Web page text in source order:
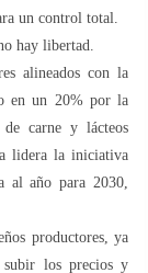
un control total.
hay libertad.
alineados con la
en un 20% por la
carne y lácteos
lidera la iniciativa
al año para 2030,
productores, ya
subir los precios y